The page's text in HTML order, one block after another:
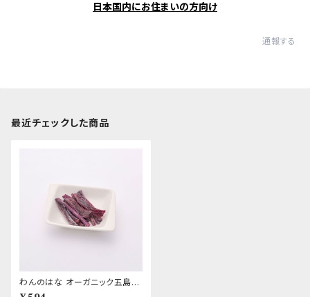
日本国内にお住まいの方向け
通報する
最近チェックした商品
わんのはな オーガニック五島列
島ムラサキイモ